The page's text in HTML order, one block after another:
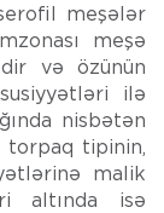
meşələr
meşə
və özünün
ilə
nisbətən
torpaq tipinin,
malik
altında isə